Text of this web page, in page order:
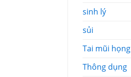
sinh lý
sủi
Tai mũi họng
Thông dụng